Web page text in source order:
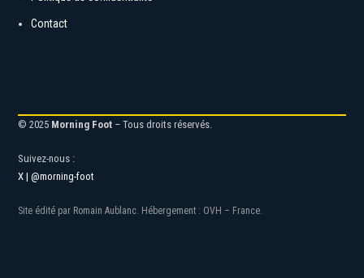
Politique de confidentialité
Morning Foot
X | @morning-foot